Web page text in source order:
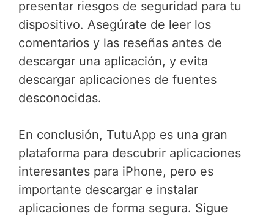
presentar riesgos de seguridad para tu
dispositivo. Asegúrate de leer los
comentarios y las reseñas antes de
descargar una aplicación, y evita
descargar aplicaciones de fuentes
desconocidas.
En conclusión, TutuApp es una gran
plataforma para descubrir aplicaciones
interesantes para iPhone, pero es
importante descargar e instalar
aplicaciones de forma segura. Sigue